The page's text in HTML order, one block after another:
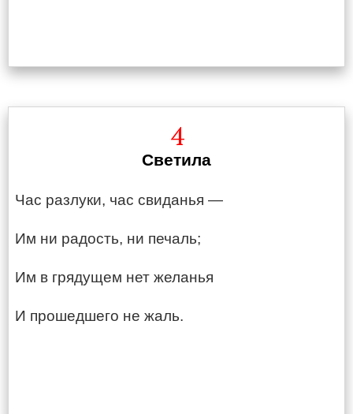
4
Светила
Час разлуки, час свиданья —
Им ни радость, ни печаль;
Им в грядущем нет желанья
И прошедшего не жаль.